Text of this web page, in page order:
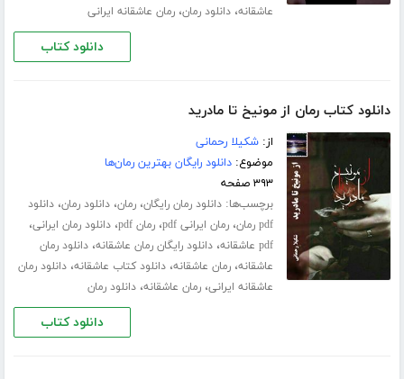
عاشقانه،دانلود رمان،رمان عاشقانه ایرانی
دانلود کتاب
دانلود کتاب رمان از مونیخ تا مادرید
از:شکیلا رحمانی
موضوع:دانلود رایگان بهترین رمان‌ها
۳۹۳ صفحه
برچسب‌ها:دانلود رمان رایگان،رمان،دانلود رمان،دانلود
pdf رمان
،رمان ایرانی pdf ،رمان pdf ،دانلود رمان ایرانی،
pdf عاشقانه ،دانلود رایگان رمان عاشقانه،دانلود رمان
عاشقانه،رمان عاشقانه،دانلود کتاب عاشقانه،دانلود رمان
عاشقانه ایرانی،رمان عاشقانه،دانلود رمان
دانلود کتاب